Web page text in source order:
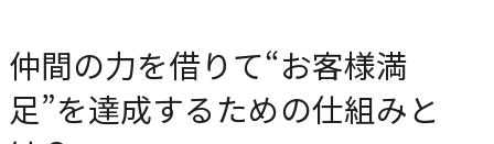
ブランディングからマーケティング、組織支援、実行までを
一貫して支援します。
仲間の力を借りて“お客様満
足”を達成するための仕組みと